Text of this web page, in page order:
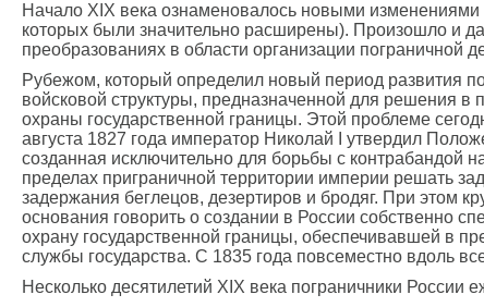
Начало ХIХ века ознаменовалось новыми изменениями
которых были значительно расширены). Произошло и
преобразованиях в области организации пограничной
Рубежом, который определил новый период развития
войсковой структуры, предназначенной для решения в
охраны государственной границы. Этой проблеме
августа 1827 года император Николай I утвердил
созданная исключительно для борьбы с контрабандой
пределах приграничной территории империи решать
задержания беглецов, дезертиров и бродяг. При этом
основания говорить о создании в России собственно
охрану государственной границы, обеспечивавшей в
службы государства. С 1835 года повсеместно вдоль
Несколько десятилетий ХIХ века пограничники России